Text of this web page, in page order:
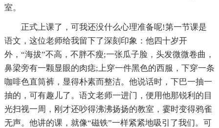
室。
正式上课了，可我还没什么心理准备呢!第一节课是
语文，这位老师给我留下了深刻印象：他四十岁开
外，“海拔”不高，不胖不瘦;一张瓜子脸，头发微微卷曲，
鼻梁旁有一颗显眼的肉痣;上穿一件黑色的西服，下穿一条
咖啡色直筒裤，显得朴素而整洁。他说话时，下巴一抽一
抽的，可有趣儿了。语文老师一进门，便用他那锐利的目
光扫视一周，刚才还吵得沸沸扬扬的教室，霎时变得鸦雀
无声。他讲的课，就像“磁铁”一样紧紧地吸引了我们。可